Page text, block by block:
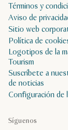
Síguenos
Términos y
Aviso de
Sitio web
Política de
Logotipos de la
Tourism
Suscríbete a
de noticias
Configuración de